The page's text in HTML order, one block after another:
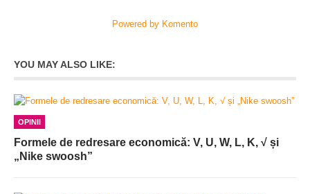
Powered by Komento
YOU MAY ALSO LIKE:
OPINII
Formele de redresare economică: V, U, W, L, K, √ și
„Nike swoosh”